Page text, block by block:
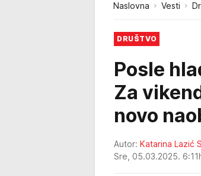
Naslovna Vesti
DRUŠTVO
Posle
Za
novo
Autor: Katarina Lazić
Sre, 05.03.2025.